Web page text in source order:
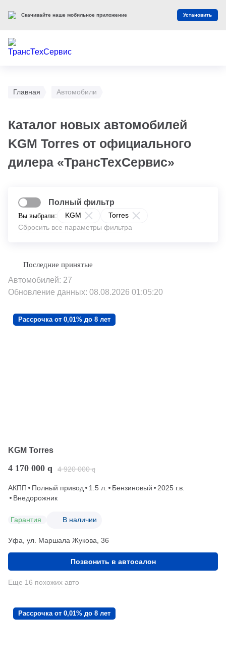
Главная Автомобили
Каталог новых автомобилей
KGM Torres от официального
дилера «ТрансТехСервис»
Вы выбрали: KGM
Torres
Сбросить все параметры фильтра
Полный фильтр
Автомобилей: 27
Обновление данных: 08.08.2026 01:05:20
Рассрочка от 0,01% до 8 лет
KGM Torres
4 170 000 q 4 920 000 q
АКПП Полный привод 1.5 л. Бензиновый
2025 г.в.
Внедорожник
Гарантия В наличии
Уфа, ул. Маршала Жукова, 36
Позвонить в автосалон
Еще 16 похожих авто
Рассрочка от 0,01% до 8 лет
Скачивайте наше мобильное приложение Установить